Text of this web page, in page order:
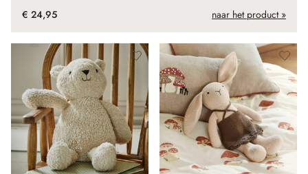
€ 24,95 naar het product »